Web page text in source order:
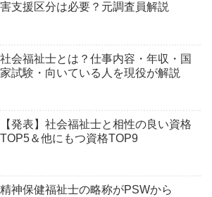
害支援区分は必要？元調査員解説
社会福祉士とは？仕事内容・年収・国
家試験・向いている人を現役が解説
【発表】社会福祉士と相性の良い資格
TOP5＆他にもつ資格TOP9
精神保健福祉士の略称がPSWから